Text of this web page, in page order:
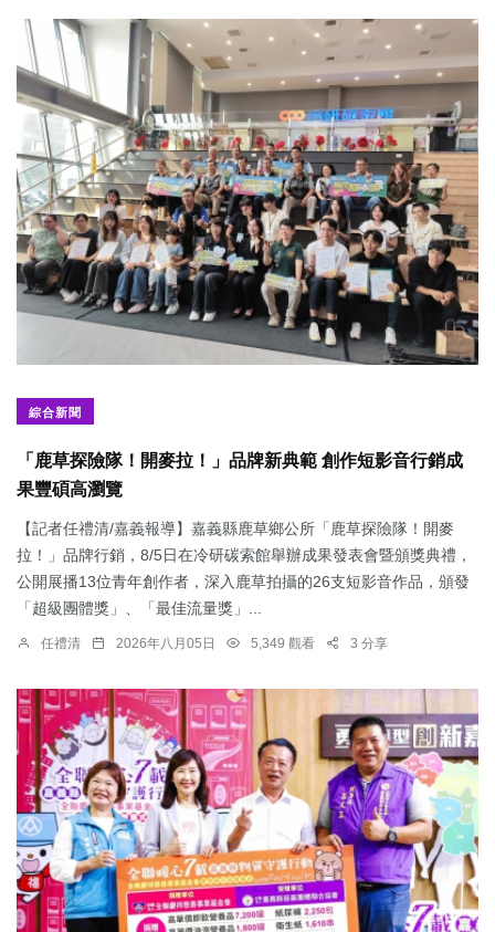
綜合新聞
「鹿草探險隊！開麥拉！」品牌新典範 創作短影音行銷成
果豐碩高瀏覽
【記者任禮清/嘉義報導】嘉義縣鹿草鄉公所「鹿草探險隊！開麥
拉！」品牌行銷，8/5日在冷研碳索館舉辦成果發表會暨頒獎典禮，
公開展播13位青年創作者，深入鹿草拍攝的26支短影音作品，頒發
「超級團體獎」、「最佳流量獎」...
任禮清 2026年八月05日 5,349 觀看 3 分享